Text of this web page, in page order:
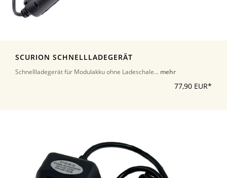
SCURION SCHNELLLADEGERÄT
Schnellladegerät für Modulakku ohne Ladeschale... mehr
77,90 EUR*